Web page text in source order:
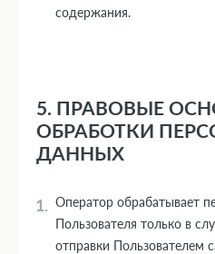
содержания.
5. ПРАВОВЫЕ
ОБРАБОТКИ
ДАННЫХ
Оператор обрабатывает
Пользователя только в
отправки Пользователем